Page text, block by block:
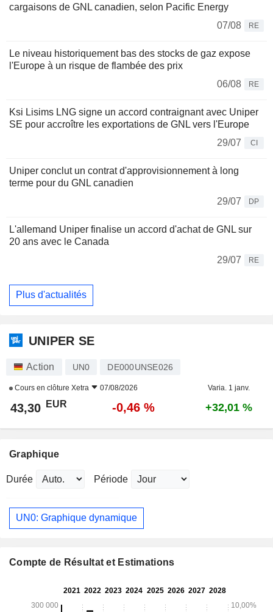
cargaisons de GNL canadien, selon Pacific Energy
07/08
RE
Le niveau historiquement bas des stocks de gaz expose
l'Europe à un risque de flambée des prix
06/08
RE
Ksi Lisims LNG signe un accord contraignant avec Uniper
SE pour accroître les exportations de GNL vers l'Europe
29/07
CI
Uniper conclut un contrat d'approvisionnement à long
terme pour du GNL canadien
29/07
DP
L'allemand Uniper finalise un accord d'achat de GNL sur
20 ans avec le Canada
29/07
RE
Plus d'actualités
UNIPER SE
Action UN0 DE000UNSE026
Cours en clôture Xetra 07/08/2026 Varia. 1 janv.
43,30 EUR -0,46 % +32,01 %
Graphique
Durée Période
UN0: Graphique dynamique
Compte de Résultat et Estimations